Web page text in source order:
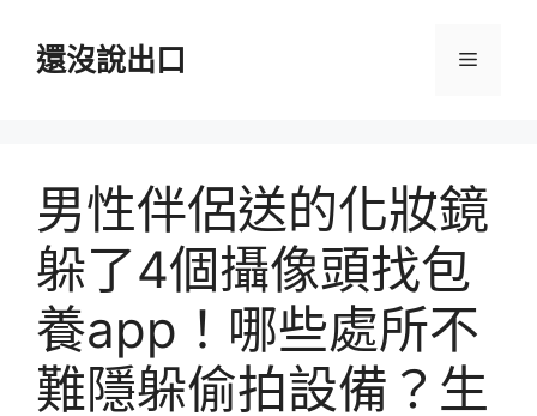
還沒說出口 選
男性伴侶送的化妝鏡
躲了4個攝像頭找包
養app！哪些處所不
難隱躲偷拍設備？生